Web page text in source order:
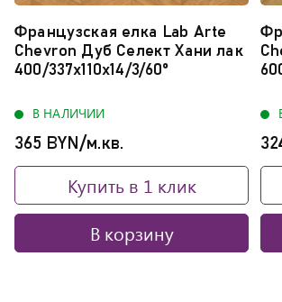
Французская елка Lab Arte
Chevron Дуб Селект Хани лак
400/337х110х14/3/60°
В НАЛИЧИИ
365 BYN/м.кв.
Купить в 1 клик
В корзину